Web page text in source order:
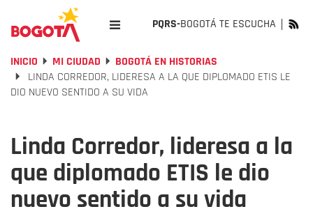
PQRS-BOGOTÁ TE ESCUCHA
INICIO MI CIUDAD
BOGOTÁ EN HISTORIAS
LINDA CORREDOR, LIDERESA A LA QUE DIPLOMADO ETIS LE
DIO NUEVO SENTIDO A SU VIDA
Linda Corredor, lideresa a la
que diplomado ETIS le dio
nuevo sentido a su vida